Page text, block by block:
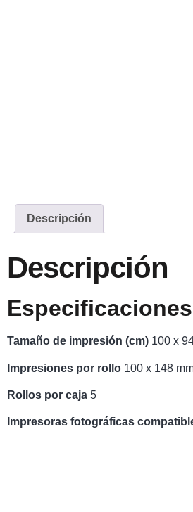
Descripción
Descripción
Especificaciones
Tamaño de impresión (cm) 100 x
Impresiones por rollo 100 x 148
Rollos por caja 5
Impresoras fotográficas